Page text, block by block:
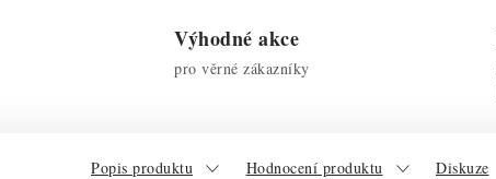
Výhodné akce
pro věrné zákazníky
Popis produktu Hodnocení produktu Diskuze